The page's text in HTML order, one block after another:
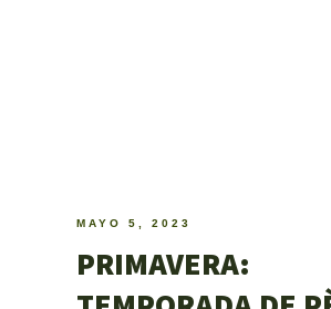
MAYO 5, 2023
PRIMAVERA: